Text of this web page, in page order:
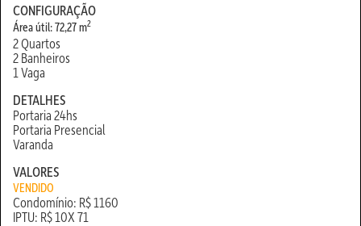
CONFIGURAÇÃO
Área útil: 72,27 m2
2 Quartos
2 Banheiros
1 Vaga
DETALHES
Portaria 24hs
Portaria Presencial
Varanda
VALORES
VENDIDO
Condomínio: R$ 1160
IPTU: R$ 10X 71